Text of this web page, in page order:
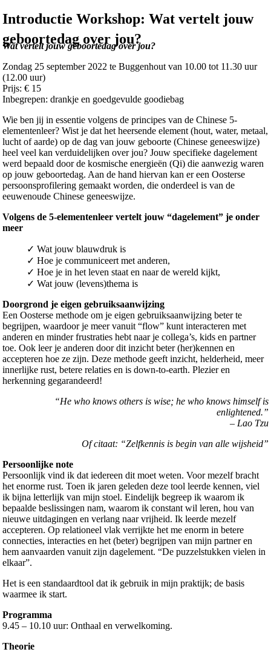
Introductie Workshop: Wat vertelt jouw
geboortedag over jou?
Wat vertelt jouw geboortedag over jou?
Zondag 25 september 2022 te Buggenhout van 10.00 tot 11.30 uur
(12.00 uur)
Prijs: € 15
Inbegrepen: drankje en goedgevulde goodiebag
Wie ben jij in essentie volgens de principes van de Chinese 5-
elementenleer? Wist je dat het heersende element (hout, water, metaal,
lucht of aarde) op de dag van jouw geboorte (Chinese geneeswijze)
heel veel kan verduidelijken over jou? Jouw specifieke dagelement
werd bepaald door de kosmische energieën (Qi) die aanwezig waren
op jouw geboortedag. Aan de hand hiervan kan er een Oosterse
persoonsprofilering gemaakt worden, die onderdeel is van de
eeuwenoude Chinese geneeswijze.
Volgens de 5-elementenleer vertelt jouw “dagelement” je onder
meer
✓ Wat jouw blauwdruk is
✓ Hoe je communiceert met anderen,
✓ Hoe je in het leven staat en naar de wereld kijkt,
✓ Wat jouw (levens)thema is
Doorgrond je eigen gebruiksaanwijzing
Een Oosterse methode om je eigen gebruiksaanwijzing beter te
begrijpen, waardoor je meer vanuit “flow” kunt interacteren met
anderen en minder frustraties hebt naar je collega’s, kids en partner
toe. Ook leer je anderen door dit inzicht beter (her)kennen en
accepteren hoe ze zijn. Deze methode geeft inzicht, helderheid, meer
innerlijke rust, betere relaties en is down-to-earth. Plezier en
herkenning gegarandeerd!
“He who knows others is wise; he who knows himself is
enlightened.”
– Lao Tzu
Of citaat: “Zelfkennis is begin van alle wijsheid”
Persoonlijke note
Persoonlijk vind ik dat iedereen dit moet weten. Voor mezelf bracht
het enorme rust. Toen ik jaren geleden deze tool leerde kennen, viel
ik bijna letterlijk van mijn stoel. Eindelijk begreep ik waarom ik
bepaalde beslissingen nam, waarom ik constant wil leren, hou van
nieuwe uitdagingen en verlang naar vrijheid. Ik leerde mezelf
accepteren. Op relationeel vlak verrijkte het me enorm in betere
connecties, interacties en het (beter) begrijpen van mijn partner en
hem aanvaarden vanuit zijn dagelement. “De puzzelstukken vielen in
elkaar”.
Het is een standaardtool dat ik gebruik in mijn praktijk; de basis
waarmee ik start.
Programma
9.45 – 10.10 uur: Onthaal en verwelkoming.
Theorie